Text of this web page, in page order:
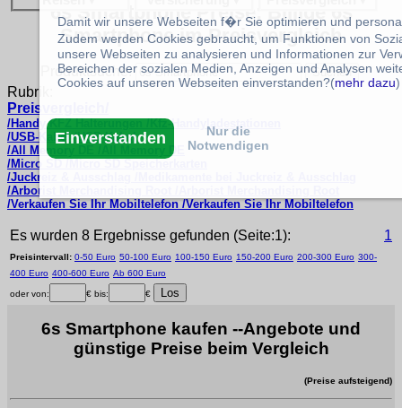
6s Smartphone Preise: Billige 6s
Smartphone im Preisvergleich
Produktsuche:
Rubrik:
Preisvergleich/
/Handy KFZ Halterungen /Kfz-Handyladestationen
/USB-Kabel /USB-Kabel
/All Memory DE /All Memory DE
/Micro SD /Micro SD Speicherkarten
/Juckreiz & Ausschlag /Medikamente bei Juckreiz & Ausschlag
/Arborist Merchandising Root /Arborist Merchandising Root
/Verkaufen Sie Ihr Mobiltelefon /Verkaufen Sie Ihr Mobiltelefon
Es wurden 8 Ergebnisse gefunden (Seite:1): 1
Preisintervall: 0-50 Euro 50-100 Euro 100-150 Euro 150-200 Euro 200-300 Euro 300-
400 Euro 400-600 Euro Ab 600 Euro
oder von: € bis: €
6s Smartphone kaufen --Angebote und
günstige Preise beim Vergleich
(Preise aufsteigend)
Damit wir unsere Webseiten f�r Sie optimieren und
Zudem werden Cookies gebraucht, um Funktionen von
unsere Webseiten zu analysieren und Informationen zur
Bereichen der sozialen Medien, Anzeigen und Analysen
Cookies auf unseren Webseiten einverstanden?(mehr dazu)
Einverstanden
Nur die
Notwendigen